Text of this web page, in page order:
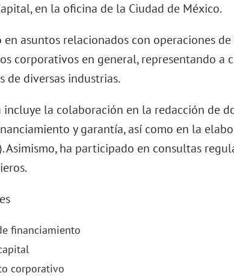
en la oficina de la Ciudad de México.
asuntos relacionados con operaciones
corporativos en general, representando a
de diversas industrias.
incluye la colaboración en la redacción de
y garantía, así como en la
Asimismo, ha participado en consultas
financiamiento
corporativo